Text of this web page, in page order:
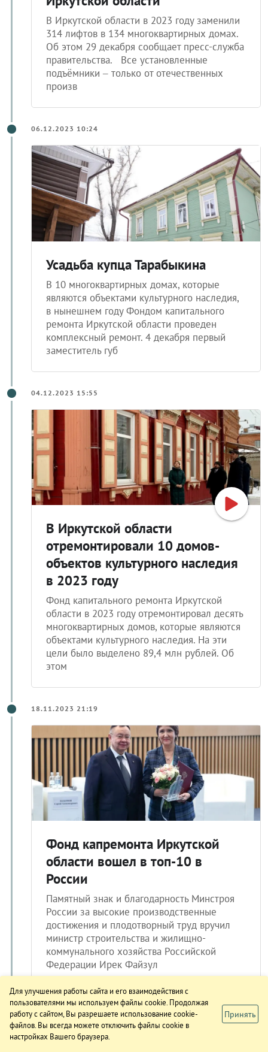
В Иркутской области в 2023 году заменили
314 лифтов в 134 многоквартирных домах.
Об этом 29 декабря сообщает пресс-служба
правительства. Все установленные
подъёмники – только от отечественных
произв
06.12.2023 10:24
Усадьба купца Тарабыкина
В 10 многоквартирных домах, которые
являются объектами культурного наследия,
в нынешнем году Фондом капитального
ремонта Иркутской области проведен
комплексный ремонт. 4 декабря первый
заместитель губ
04.12.2023 15:55
В Иркутской области
отремонтировали 10 домов-
объектов культурного наследия
в 2023 году
Фонд капитального ремонта Иркутской
области в 2023 году отремонтировал десять
многоквартирных домов, которые являются
объектами культурного наследия. На эти
цели было выделено 89,4 млн рублей. Об
этом
18.11.2023 21:19
Фонд капремонта Иркутской
области вошел в топ-10 в
России
Памятный знак и благодарность Минстроя
России за высокие производственные
достижения и плодотворный труд вручил
министр строительства и жилищно-
коммунального хозяйства Российской
Федерации Ирек Файзул
17.10.2023 16:24
Для улучшения работы сайта и его взаимодействия с
пользователями мы используем файлы cookie. Продолжая
работу с сайтом, Вы разрешаете использование cookie-
файлов. Вы всегда можете отключить файлы cookie в
настройках Вашего браузера.
Принять